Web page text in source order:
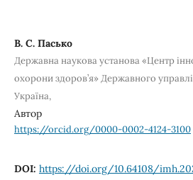
В. С. Пасько
Державна наукова установа «Центр
охорони здоров’я» Державного
Україна,
Автор
https://orcid.org/0000-0002-4124-3100
DOI: https://doi.org/10.64108/